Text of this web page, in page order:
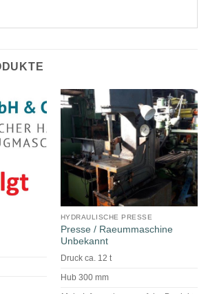
HYDRAULISCHE PRESSE
Presse / Raeummaschine
Unbekannt
Druck ca. 12 t
Hub 300 mm